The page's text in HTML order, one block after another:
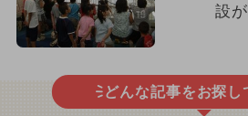
設
どんな記事をお探し